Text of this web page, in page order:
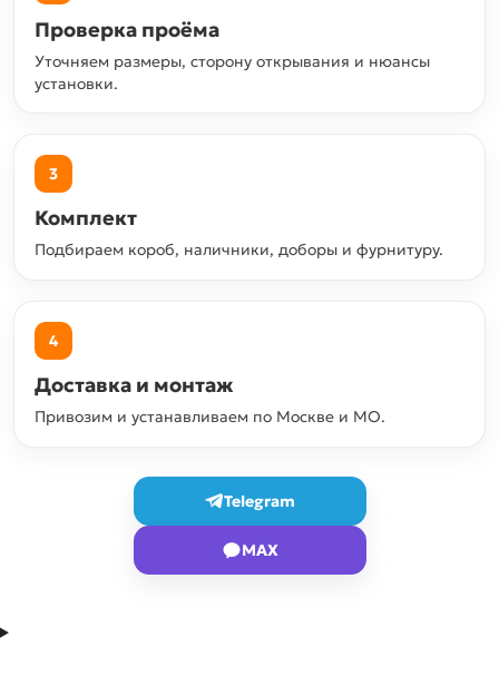
Проверка проёма
Уточняем размеры, сторону открывания и нюансы
установки.
3
Комплект
Подбираем короб, наличники, доборы и фурнитуру.
4
Доставка и монтаж
Привозим и устанавливаем по Москве и МО.
Telegram
MAX